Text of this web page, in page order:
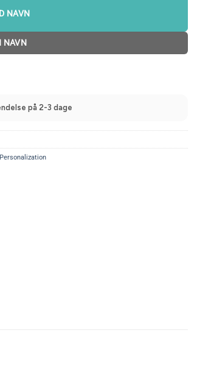
NAVN
NAVN
på 2-3 dage
Personalization